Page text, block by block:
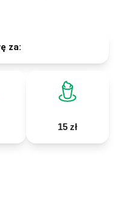
za:
15 zł